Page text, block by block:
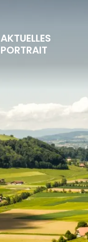
AKTUELLES
PORTRAIT